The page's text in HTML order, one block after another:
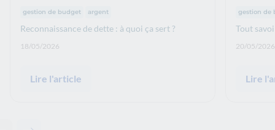
Thématiques :
gestion de budget argent
Reconnaissance de dette : à quoi ça sert ?
Date de publication: :
18/05/2026
Lire l'article
gestion de
Tout
Date de
20/05/2026
Lire